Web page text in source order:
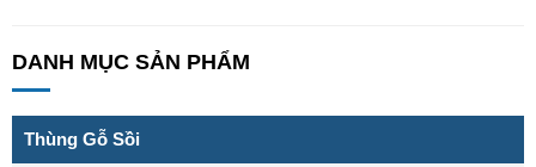
DANH MỤC SẢN PHẨM
Thùng Gỗ Sồi